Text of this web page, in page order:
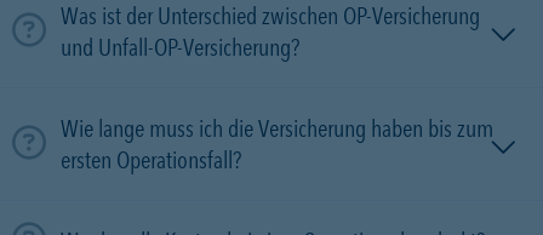
Was ist der Unterschied zwischen OP-Versicherung
und Unfall-OP-Versicherung?
Wie lange muss ich die Versicherung haben bis zum
ersten Operationsfall?